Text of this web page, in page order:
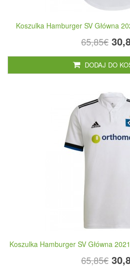
Koszulka Hamburger SV Główna
65,85€
DODAJ DO
Koszulka Hamburger SV Główna
65,85€